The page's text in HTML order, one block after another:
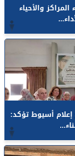
والأحياء
أسيوط تؤكد: